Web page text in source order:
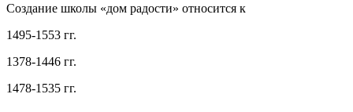
Создание школы «дом радости» относится к
1495-1553 гг.
1378-1446 гг.
1478-1535 гг.